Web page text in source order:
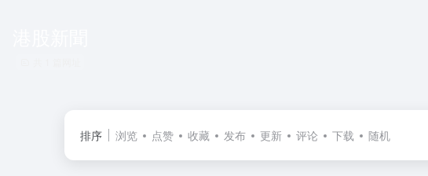
排序 浏览 点赞 收藏 发布 更新 评论 下载 随机